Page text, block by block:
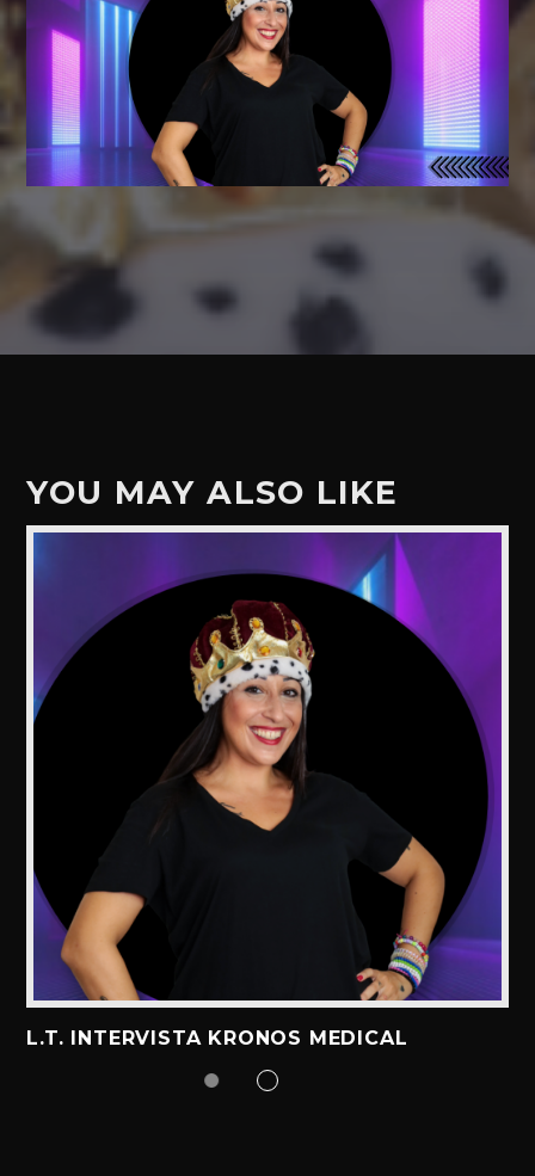
YOU MAY ALSO LIKE
L.T. INTERVISTA KRONOS MEDICAL